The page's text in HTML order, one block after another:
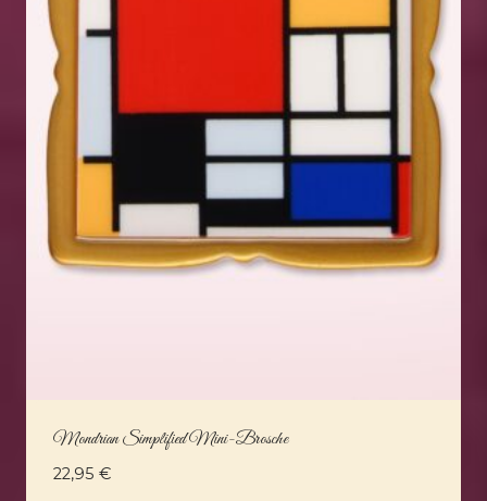
Mondrian Simplified Mini-Brosche
22,95 €